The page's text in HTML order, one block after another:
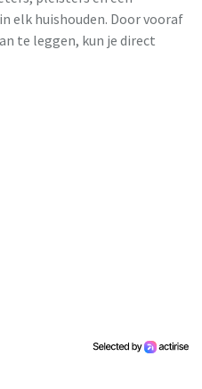
elk huishouden. Door vooraf
te leggen, kun je direct